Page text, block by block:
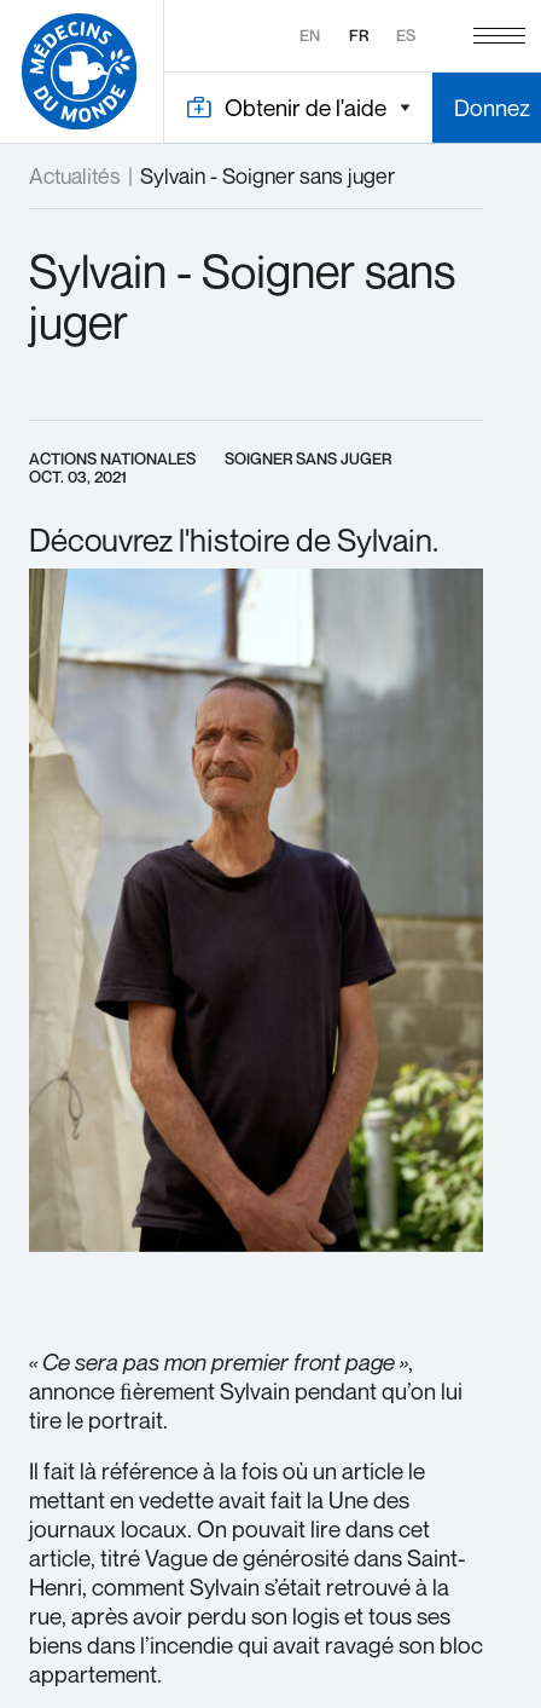
EN FR ES
Obtenir de l'aide Donnez
Actualités | Sylvain - Soigner sans juger
Sylvain - Soigner sans
juger
ACTIONS NATIONALES
SOIGNER SANS JUGER
OCT. 03, 2021
Découvrez l'histoire de Sylvain.
« Ce sera pas mon premier front page »,
annonce ﬁèrement Sylvain pendant qu’on lui
tire le portrait.
Il fait là référence à la fois où un article le
mettant en vedette avait fait la Une des
journaux locaux. On pouvait lire dans cet
article, titré Vague de générosité dans Saint-
Henri, comment Sylvain s’était retrouvé à la
rue, après avoir perdu son logis et tous ses
biens dans l’incendie qui avait ravagé son bloc
appartement.